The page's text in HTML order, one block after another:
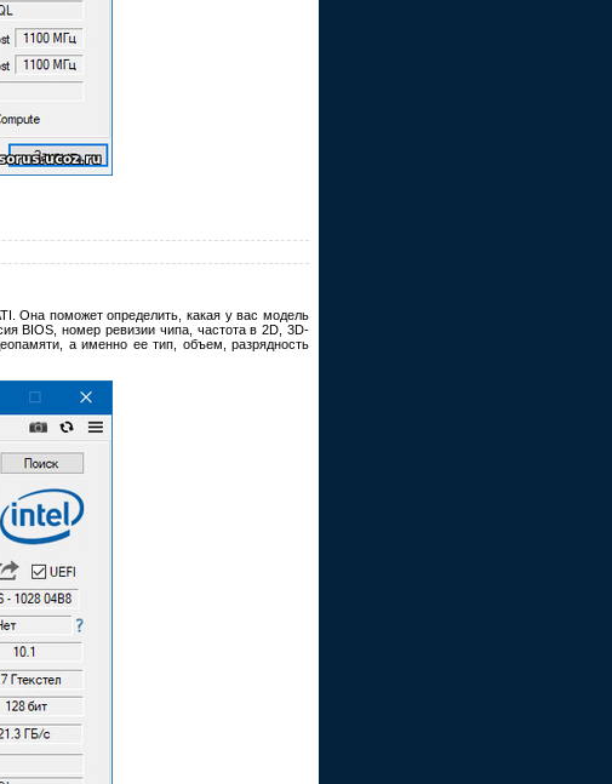
Она поможет определить, какая у вас модель
BIOS, номер ревизии чипа, частота в 2D, 3D-
а именно ее тип, объем, разрядность